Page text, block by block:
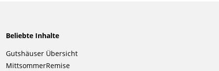
Beliebte Inhalte
Navigation
überspringen
Gutshäuser Übersicht
MittsommerRemise